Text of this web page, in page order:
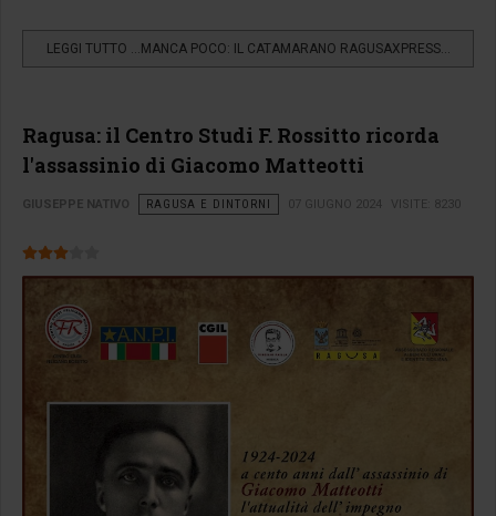
LEGGI TUTTO …MANCA POCO: IL CATAMARANO RAGUSAXPRESS...
Ragusa: il Centro Studi F. Rossitto ricorda
l'assassinio di Giacomo Matteotti
GIUSEPPE NATIVO RAGUSA E DINTORNI 07 GIUGNO 2024 VISITE: 8230
Valutazione attuale: